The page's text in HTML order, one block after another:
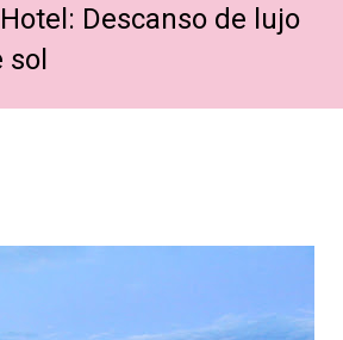
Descanso de lujo
sol